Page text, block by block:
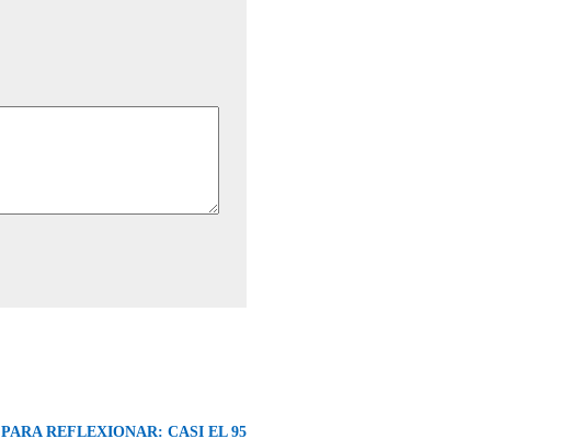
PARA REFLEXIONAR: CASI EL 95